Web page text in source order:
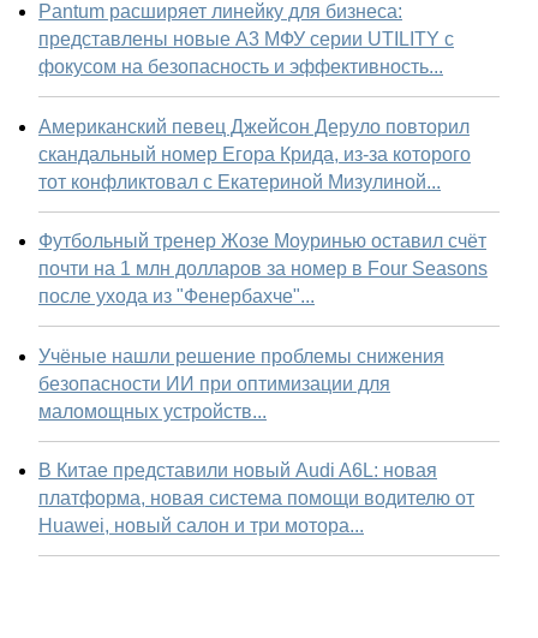
Pantum расширяет линейку для бизнеса:
представлены новые А3 МФУ серии UTILITY с
фокусом на безопасность и эффективность...
Американский певец Джейсон Деруло повторил
скандальный номер Егора Крида, из-за которого
тот конфликтовал с Екатериной Мизулиной...
Футбольный тренер Жозе Моуринью оставил счёт
почти на 1 млн долларов за номер в Four Seasons
после ухода из "Фенербахче"...
Учёные нашли решение проблемы снижения
безопасности ИИ при оптимизации для
маломощных устройств...
В Китае представили новый Audi A6L: новая
платформа, новая система помощи водителю от
Huawei, новый салон и три мотора...